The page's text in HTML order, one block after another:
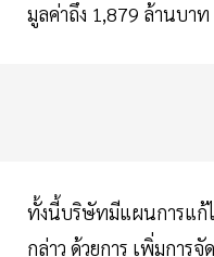
มูลค่าถึง 1,879 ล้านบาท
ทั้งนี้บริษัทมีแผนการแก้
กล่าว ด้วยการ เพิ่มการ